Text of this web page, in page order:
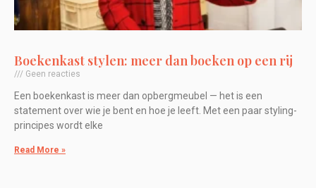
Boekenkast stylen: meer dan boeken op een rij
Geen reacties
Een boekenkast is meer dan opbergmeubel — het is een
statement over wie je bent en hoe je leeft. Met een paar styling-
principes wordt elke
Read More »